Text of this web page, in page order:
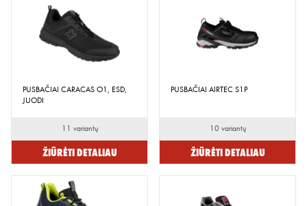
PUSBAČIAI CARACAS O1, ESD,
JUODI
11 variantų
Žiūrėti detaliau
PUSBAČIAI AIRTEC S1P
10 variantų
Žiūrėti detaliau